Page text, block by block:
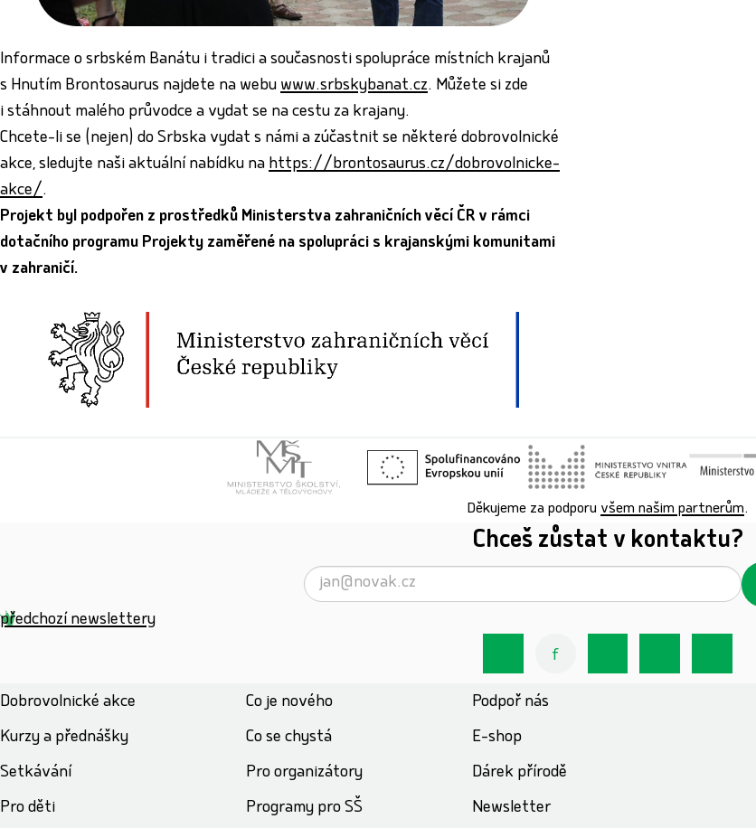
Informace o srbském Banátu i tradici a současnosti spolupráce místních krajanů
s Hnutím Brontosaurus najdete na webuwww.srbskybanat.cz. Můžete si zde
i stáhnout malého průvodce a vydat se na cestu za krajany.
Chcete-li se (nejen) do Srbska vydat s námi a zúčastnit se některé dobrovolnické
akce, sledujte naši aktuální nabídku nahttps://brontosaurus.cz/dobrovolnicke-
akce/.
Projekt byl podpořen z prostředků Ministerstva zahraničních věcí ČR v rámci
dotačního programu Projekty zaměřené na spolupráci s krajanskými komunitami
v zahraničí.
Děkujeme za podporu všem našim partnerům.
Chceš zůstat v kontaktu?
předchozí newslettery
Dobrovolnické akce
Kurzy a přednášky
Setkávání
Pro děti
Co je nového
Co se chystá
Pro organizátory
Programy pro SŠ
Podpoř nás
E-shop
Dárek přírodě
Newsletter